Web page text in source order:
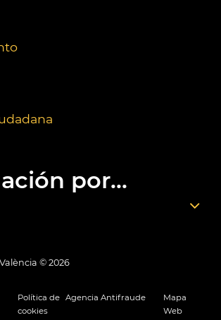
por...
© 2026
Política de
cookies
Agencia Antifraude
Mapa
Web